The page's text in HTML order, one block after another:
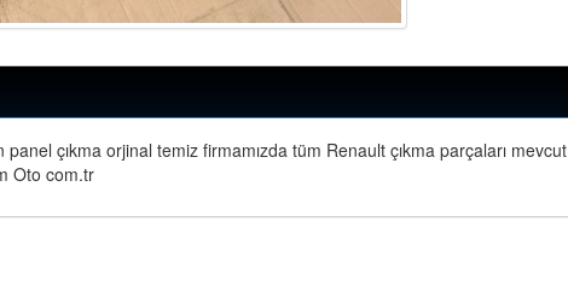
çıkma orjinal temiz firmamızda tüm Renault çıkma parçaları
Oto com.tr